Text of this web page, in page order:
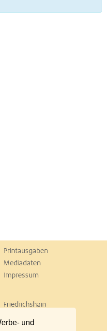
und
Printausgaben
Mediadaten
Impressum
Friedrichshain